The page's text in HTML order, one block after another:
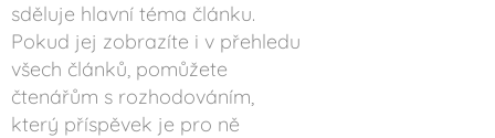
sděluje hlavní téma článku.
Pokud jej zobrazíte i v přehledu
všech článků, pomůžete
čtenářům s rozhodováním,
který příspěvek je pro ně